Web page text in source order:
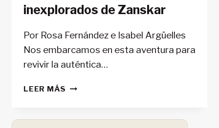
inexplorados de Zanskar
Por Rosa Fernández e Isabel Argüelles
Nos embarcamos en esta aventura para
revivir la auténtica…
LEER MÁS MÁS
LO